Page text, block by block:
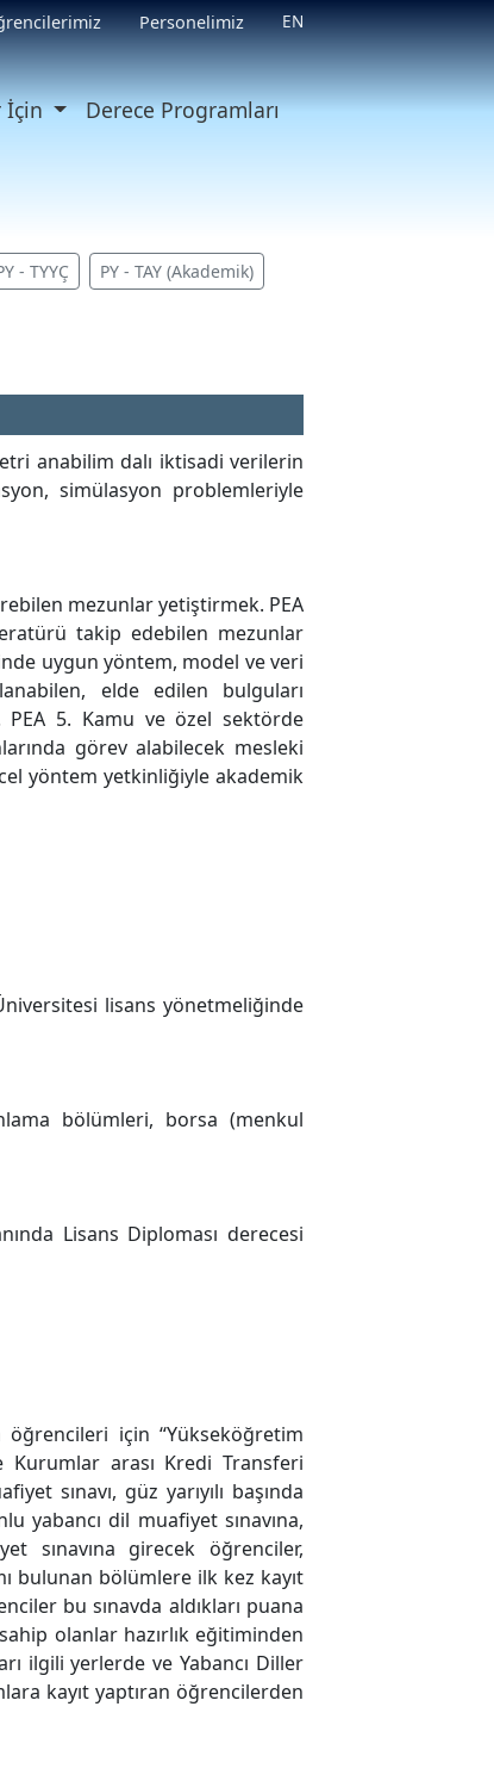
Personelimiz EN
İçin Derece Programları
- TYYÇ PY - TAY (Akademik)
anabilim dalı iktisadi verilerin
simülasyon problemleriyle
mezunlar yetiştirmek. PEA
takip edebilen mezunlar
uygun yöntem, model ve veri
elde edilen bulguları
5. Kamu ve özel sektörde
görev alabilecek mesleki
yöntem yetkinliğiyle akademik
lisans yönetmeliğinde
bölümleri, borsa (menkul
Lisans Diploması derecesi
için “Yükseköğretim
Kurumlar arası Kredi Transferi
sınavı, güz yarıyılı başında
yabancı dil muafiyet sınavına,
sınavına girecek öğrenciler,
bulunan bölümlere ilk kez kayıt
bu sınavda aldıkları puana
olanlar hazırlık eğitiminden
ilgili yerlerde ve Yabancı Diller
kayıt yaptıran öğrencilerden